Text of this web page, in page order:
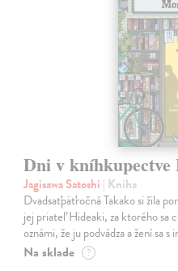
Dni v
Jagisawa Satoshi | Kniha
Dvadsaťpäťročná Takako si žila
jej priateľ Hideaki, za ktorého sa
oznámi, že ju podvádza a žení sa s
Na sklade ?